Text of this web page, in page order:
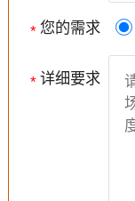
* 您的需求
* 详细要求